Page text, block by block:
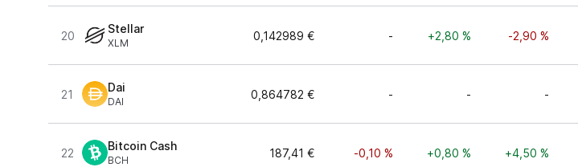
20
Stellar
XLM
0,142989 € - +2,80 % -2,90 %
21
Dai
DAI
0,864782 € - - -
22
Bitcoin Cash
BCH
187,41 € -0,10 % +0,80 % +4,50 %